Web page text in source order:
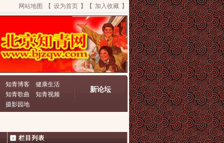
网站地图 【 设为首页 】【 加入收藏 】
知青博客
健康生活
知青歌曲
知青视频
摄影园地
新论坛
栏目列表